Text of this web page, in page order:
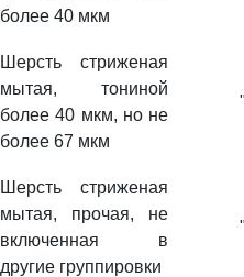
более 40 мкм
Шерсть стриженая
мытая, тониной
более 40 мкм, но не
более 67 мкм
Шерсть стриженая
мытая, прочая, не
включенная в
другие группировки